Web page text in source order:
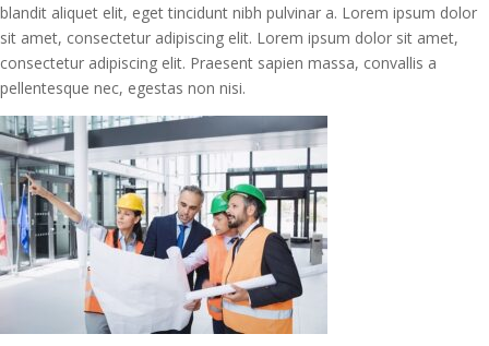
blandit aliquet elit, eget tincidunt nibh pulvinar a. Lorem ipsum dolor
sit amet, consectetur adipiscing elit. Lorem ipsum dolor sit amet,
consectetur adipiscing elit. Praesent sapien massa, convallis a
pellentesque nec, egestas non nisi.